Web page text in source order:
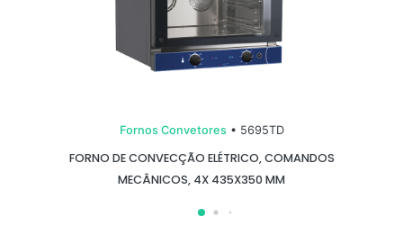
Fornos Convetores• 5695TD
FORNO DE CONVECÇÃO ELÉTRICO, COMANDOS
MECÂNICOS, 4X 435X350 MM